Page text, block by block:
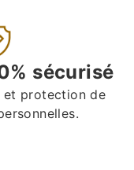
sécurisé
et protection de